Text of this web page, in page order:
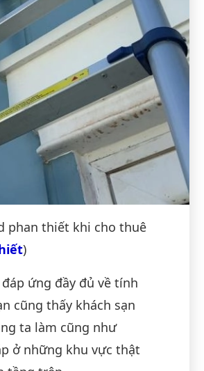
phan thiết khi cho thuê
)
ứng đầy đủ về tính
cũng thấy khách sạn
ta làm cũng như
ở những khu vực thật